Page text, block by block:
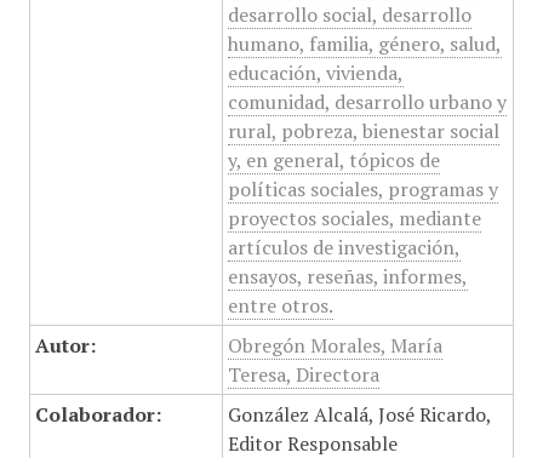
desarrollo social, desarrollo
humano, familia, género, salud,
educación, vivienda,
comunidad, desarrollo urbano y
rural, pobreza, bienestar social
y, en general, tópicos de
políticas sociales, programas y
proyectos sociales, mediante
artículos de investigación,
ensayos, reseñas, informes,
entre otros.
Autor:
Obregón Morales, María
Teresa, Directora
Colaborador:
González Alcalá, José Ricardo,
Editor Responsable